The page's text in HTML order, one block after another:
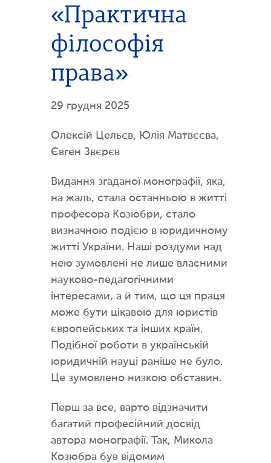
«Практична
філософія
права»
29 грудня 2025
Олексій Цельєв, Юлія Матвєєва,
Євген Звєрєв
Видання згаданої монографії, яка,
на жаль, стала останньою в житті
професора Козюбри, стало
визначною подією в юридичному
житті України. Наші роздуми над
нею зумовлені не лише власними
науково-педагогічними
інтересами, а й тим, що ця праця
може бути цікавою для юристів
європейських та інших країн.
Подібної роботи в українській
юридичній науці раніше не було.
Це зумовлено низкою обставин.
Перш за все, варто відзначити
багатий професійний досвід
автора монографії. Так, Микола
Козюбра був відомим